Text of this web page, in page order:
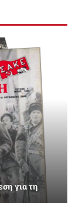
για τη